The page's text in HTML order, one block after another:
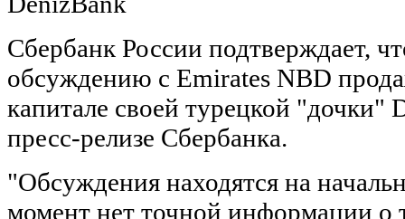
Сбербанк России подтверждает,
обсуждению с Emirates NBD
капитале своей турецкой "дочки"
пресс-релизе Сбербанка.
"Обсуждения находятся на
момент нет точной информации о